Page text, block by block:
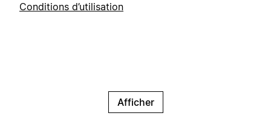
Conditions d’utilisation
Afficher